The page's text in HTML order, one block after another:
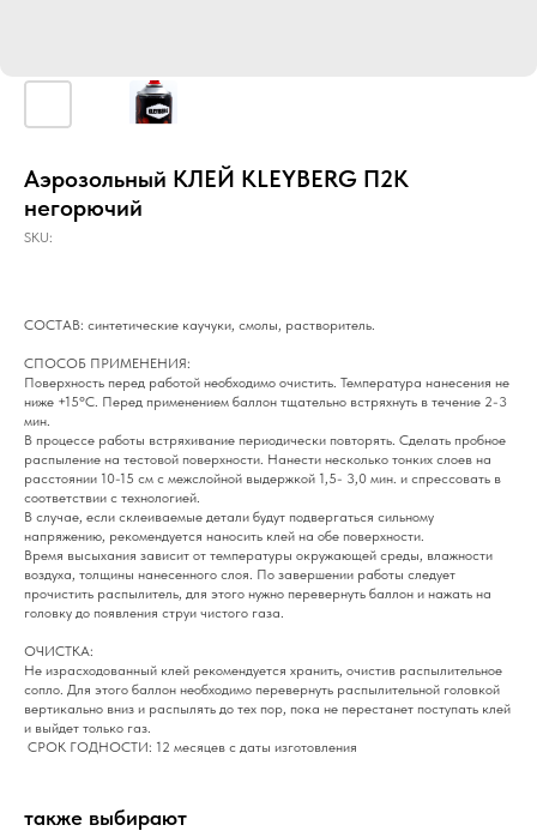
Аэрозольный КЛЕЙ KLEYBERG П2К
негорючий
SKU:
СОСТАВ: синтетические каучуки, смолы, растворитель.
СПОСОБ ПРИМЕНЕНИЯ:
Поверхность перед работой необходимо очистить. Температура нанесения не
ниже +15°C. Перед применением баллон тщательно встряхнуть в течение 2-3
мин.
В процессе работы встряхивание периодически повторять. Сделать пробное
распыление на тестовой поверхности. Нанести несколько тонких слоев на
расстоянии 10-15 см с межслойной выдержкой 1,5- 3,0 мин. и спрессовать в
соответствии с технологией.
В случае, если склеиваемые детали будут подвергаться сильному
напряжению, рекомендуется наносить клей на обе поверхности.
Время высыхания зависит от температуры окружающей среды, влажности
воздуха, толщины нанесенного слоя. По завершении работы следует
прочистить распылитель, для этого нужно перевернуть баллон и нажать на
головку до появления струи чистого газа.
ОЧИСТКА:
Не израсходованный клей рекомендуется хранить, очистив распылительное
сопло. Для этого баллон необходимо перевернуть распылительной головкой
вертикально вниз и распылять до тех пор, пока не перестанет поступать клей
и выйдет только газ.
СРОК ГОДНОСТИ: 12 месяцев с даты изготовления
также выбирают